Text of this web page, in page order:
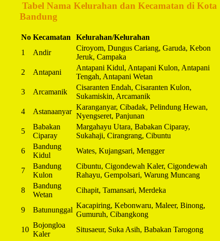
Tabel Nama Kelurahan dan Kecamatan di Kota
Bandung
No Kecamatan
Kelurahan/Kelurahan
1
Andir
Ciroyom, Dungus Cariang, Garuda, Kebon
Jeruk, Campaka
2
Antapani
Antapani Kidul, Antapani Kulon, Antapani
Tengah, Antapani Wetan
3
Arcamanik
Cisaranten Endah, Cisaranten Kulon,
Sukamiskin, Arcamanik
4
Astanaanyar
Karanganyar, Cibadak, Pelindung Hewan,
Nyengseret, Panjunan
5
Babakan
Ciparay
Margahayu Utara, Babakan Ciparay,
Sukahaji, Cirangrang, Cibuntu
6
Bandung
Kidul
Wates, Kujangsari, Mengger
7
Bandung
Kulon
Cibuntu, Cigondewah Kaler, Cigondewah
Rahayu, Gempolsari, Warung Muncang
8
Bandung
Wetan
Cihapit, Tamansari, Merdeka
9 Batununggal
Kacapiring, Kebonwaru, Maleer, Binong,
Gumuruh, Cibangkong
10
Bojongloa
Kaler
Situsaeur, Suka Asih, Babakan Tarogong